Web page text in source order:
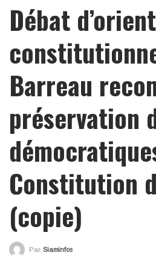
Débat
Barreau
préservation
Constitution
(copie)
Par Siaminfos